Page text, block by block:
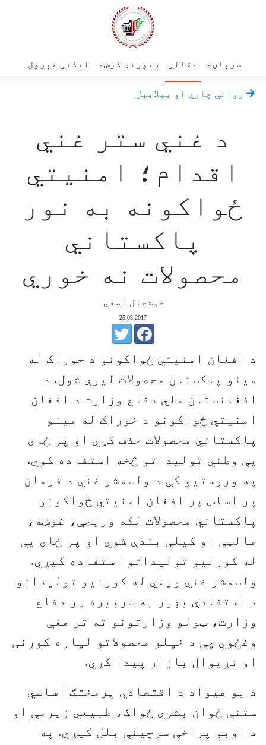
سرپاڼه مقالې ډیورنډ کرښه لیکنې خپرول
روانې چارې او بېلابېل
د غني ستر غني
اقدام؛ امنيتي
ځواکونه به نور
پاکستاني
محصولات نه خوري
خوشحال آصفي
25.03.2017
د افغان امنيتي ځواکونو د خوراک له
مينو پاکستان محصولات ليرې شول. د
افغانستان ملي دفاع وزارت د افغان
امنيتي ځواکونو د خوراک له مينو
پاکستاني محصولات حذف کړي او پر ځای
يې وطني توليداتو څخه استفاده کوي.
په وروستيو کې د ولسمشر غني د فرمان
پر اساس پر افغان امنيتي ځواکونو
پاکستاني محصولات لکه وريجې، غوښه،
مالټې او کيلې بندې شوي او پر ځای يې
له کورنيو توليداتو استفاده کيږي.
ولسمشر غني ويلي له کورنيو توليداتو
د استفادې بهير به سربيره پر دفاع
وزارت، ټولو وزارتونو ته تر هغې
وغځوي چې د خپلو محصولاتو لپاره کورنی
او نړيوال بازار پيدا کړي.
د يو هيواد د اقتصادي پرمختګ اساسي
ستنې ځوان بشري ځواک، طبيعي زيرمې او
د اوبو پراخې سرچينې بلل کيږي. په